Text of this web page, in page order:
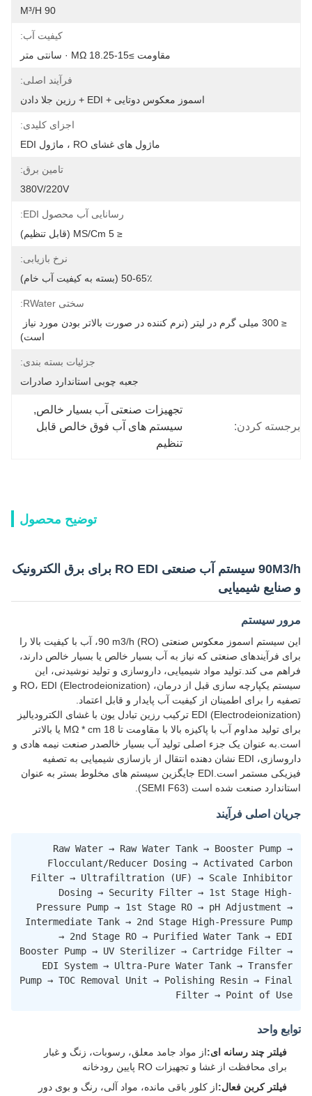
90 M³/H
کیفیت آب:
مقاومت ≥15-18.25 MΩ · سانتی متر
فرآیند اصلی:
اسموز معکوس دوتایی + EDI + رزین جلا دادن
اجزای کلیدی:
ماژول های غشای RO ، ماژول EDI
تامین برق:
380V/220V
رسانایی آب محصول EDI:
≤ 5 ΜS/cm (قابل تنظیم)
نرخ بازیابی:
50-65٪ (بسته به کیفیت آب خام)
سختی RWater:
است)
جزئیات بسته بندی:
جعبه چوبی استاندارد صادرات
برجسته کردن:
تجهیزات صنعتی آب بسیار خالص,
تنظیم
توضیح محصول
90M3/h سیستم آب صنعتی RO EDI برای برق الکترونیک
و صنایع شیمیایی
مرور سیستم
این سیستم اسموز معکوس صنعتی (RO) 90 m3/h، آب با کیفیت بالا را
برای فرآیندهای صنعتی که نیاز به آب بسیار خالص یا بسیار خالص دارند،
فراهم می کند.تولید مواد شیمیایی، داروسازی و تولید نوشیدنی، این
سیستم یکپارچه سازی قبل از درمان، RO، EDI (Electrodeionization) و
تصفیه را برای اطمینان از کیفیت آب پایدار و قابل اعتماد.
EDI (Electrodeionization) ترکیب رزین تبادل یون با غشای الکترودیالیز
برای تولید مداوم آب با پاکیزه بالا با مقاومت تا 18 MΩ * cm یا بالاتر
است.به عنوان یک جزء اصلی تولید آب بسیار خالصدر صنعت نیمه هادی و
داروسازی، EDI نشان دهنده انتقال از بازسازی شیمیایی به تصفیه
فیزیکی مستمر است.EDI جایگزین سیستم های مخلوط بستر به عنوان
استاندارد صنعت شده است (SEMI F63).
جریان اصلی فرآیند
Raw Water → Raw Water Tank → Booster Pump →
Flocculant/Reducer Dosing → Activated Carbon
Filter → Ultrafiltration (UF) → Scale Inhibitor
Dosing → Security Filter → 1st Stage High-
Pressure Pump → 1st Stage RO → pH Adjustment →
Intermediate Tank → 2nd Stage High-Pressure Pump
→ 2nd Stage RO → Purified Water Tank → EDI
Booster Pump → UV Sterilizer → Cartridge Filter →
EDI System → Ultra-Pure Water Tank → Transfer
Pump → TOC Removal Unit → Polishing Resin → Final
Filter → Point of Use
توابع واحد
فیلتر چند رسانه ای:از مواد جامد معلق، رسوبات، زنگ و غبار
برای محافظت از غشا و تجهیزات RO پایین رودخانه
فیلتر کربن فعال:از کلور باقی مانده، مواد آلی، رنگ و بوی دور